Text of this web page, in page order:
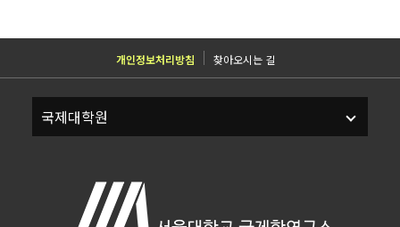
개인정보처리방침 찾아오시는 길